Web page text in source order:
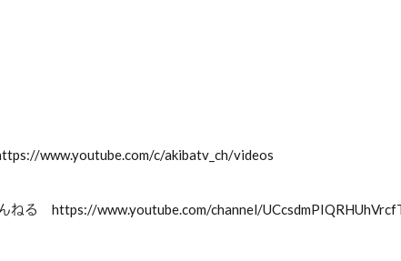
www.youtube.com/c/akibatv_ch/videos
ねる https://www.youtube.com/channel/